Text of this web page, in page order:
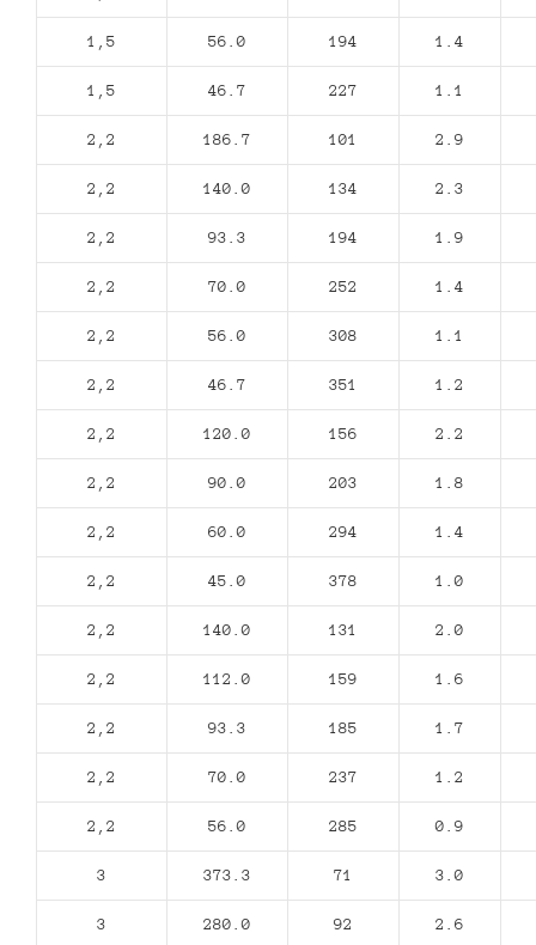
1,5 56.0 194 1.4
1,5 46.7 227 1.1
2,2 186.7 101 2.9
2,2 140.0 134 2.3
2,2 93.3 194 1.9
2,2 70.0 252 1.4
2,2 56.0 308 1.1
2,2 46.7 351 1.2
2,2 120.0 156 2.2
2,2 90.0 203 1.8
2,2 60.0 294 1.4
2,2 45.0 378 1.0
2,2 140.0 131 2.0
2,2 112.0 159 1.6
2,2 93.3 185 1.7
2,2 70.0 237 1.2
2,2 56.0 285 0.9
3 373.3 71 3.0
3 280.0 92 2.6